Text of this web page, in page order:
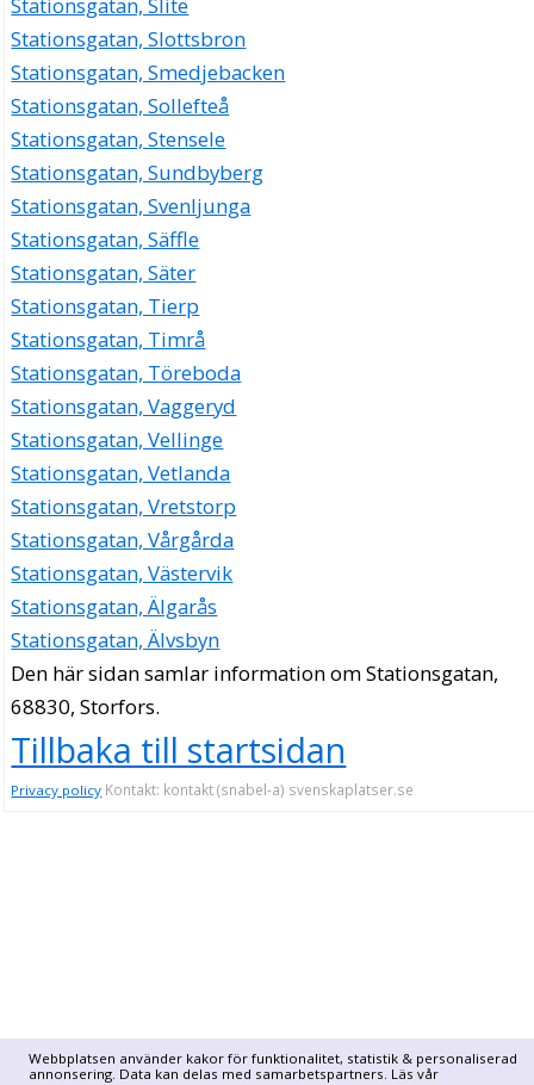
Webbplatsen använder kakor för funktionalitet, statistik & personaliserad
annonsering. Data kan delas med samarbetspartners. Läs vår
Stationsgatan, Slite
Stationsgatan, Slottsbron
Stationsgatan, Smedjebacken
Stationsgatan, Sollefteå
Stationsgatan, Stensele
Stationsgatan, Sundbyberg
Stationsgatan, Svenljunga
Stationsgatan, Säffle
Stationsgatan, Säter
Stationsgatan, Tierp
Stationsgatan, Timrå
Stationsgatan, Töreboda
Stationsgatan, Vaggeryd
Stationsgatan, Vellinge
Stationsgatan, Vetlanda
Stationsgatan, Vretstorp
Stationsgatan, Vårgårda
Stationsgatan, Västervik
Stationsgatan, Älgarås
Stationsgatan, Älvsbyn
Den här sidan samlar information om Stationsgatan,
68830, Storfors.
Tillbaka till startsidan
Privacy policy Kontakt: kontakt (snabel-a) svenskaplatser.se